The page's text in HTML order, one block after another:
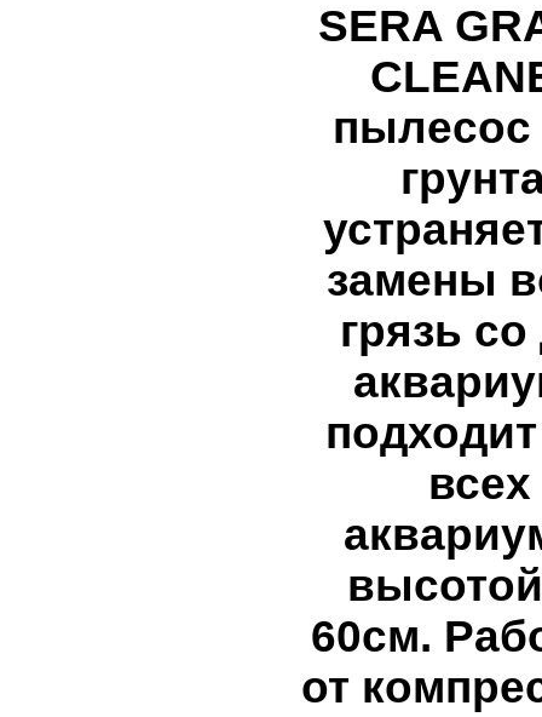
SERA
пылесос
замены
грязь со
всех
60см.
от